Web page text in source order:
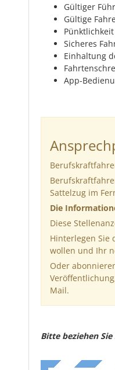
Gültiger
Gültige
Sicheres
Einhaltung
App-
Sattelzug im
Die
Diese
Hinterlegen Sie
wollen und Ihr
Oder
Mail.
Bitte beziehen